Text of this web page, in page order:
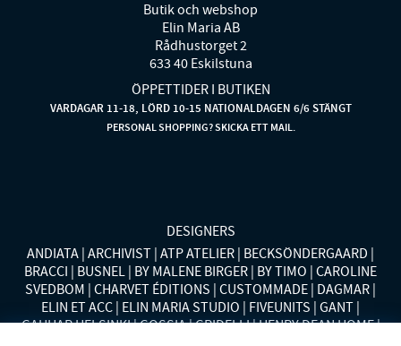
Butik och webshop
Elin Maria AB
Rådhustorget 2
633 40 Eskilstuna
ÖPPETTIDER I BUTIKEN
VARDAGAR 11-18, LÖRD 10-15 NATIONALDAGEN 6/6 STÄNGT
PERSONAL SHOPPING? SKICKA ETT MAIL.
DESIGNERS
ANDIATA ARCHIVIST ATP ATELIER BECKSÖNDERGAARD
BRACCI BUSNEL BY MALENE BIRGER BY TIMO CAROLINE
SVEDBOM CHARVET ÉDITIONS CUSTOMMADE DAGMAR
ELIN ET ACC ELIN MARIA STUDIO FIVEUNITS GANT
GAUHAR HELSINKI GOSSIA GRIDELLI HENRY DEAN HOME